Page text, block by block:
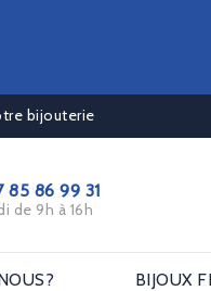
bijouterie
85 86 99 31
de 9h à 16h
BIJOUX